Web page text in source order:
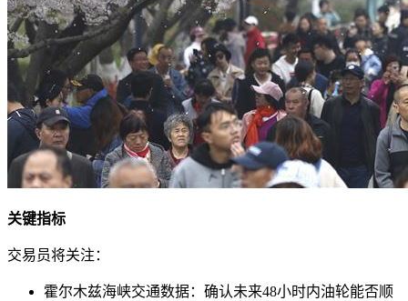
关键指标
交易员将关注：
霍尔木兹海峡交通数据：确认未来48小时内油轮能否顺